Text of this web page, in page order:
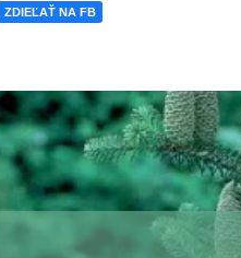
ZDIEĽAŤ NA FB